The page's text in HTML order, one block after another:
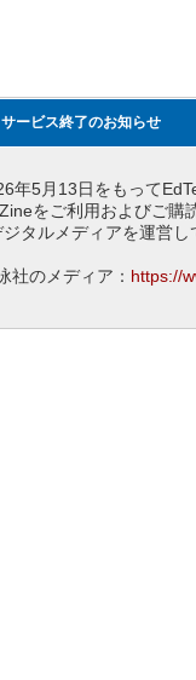
ービス終了のお知らせ
年5月13日をもって
をご利用およびご購
タルメディアを運営し
社のメディア： https://